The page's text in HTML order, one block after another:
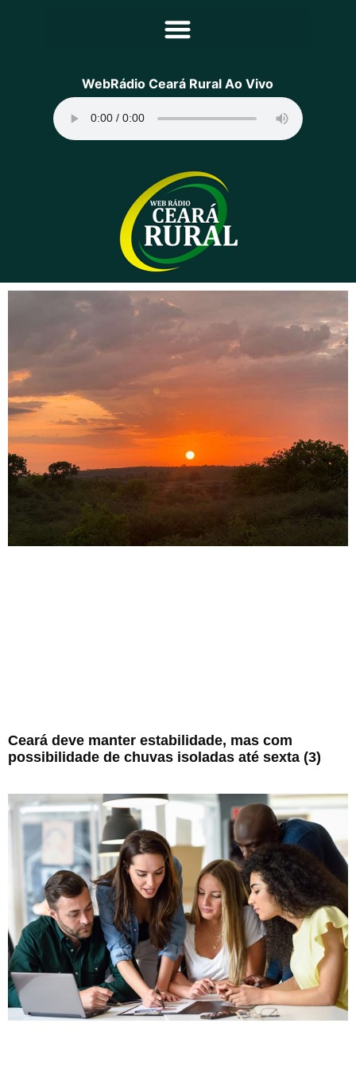
Principal
Programação
Equipe
Contato
Sobre
WebRádio Ceará Rural Ao Vivo
Ceará deve manter estabilidade, mas com
possibilidade de chuvas isoladas até sexta (3)